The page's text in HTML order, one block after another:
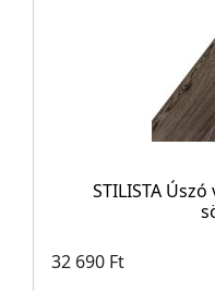
STILISTA
32 690 Ft